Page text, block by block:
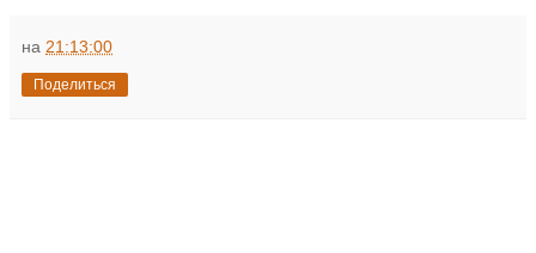
на 21:13:00
Поделиться